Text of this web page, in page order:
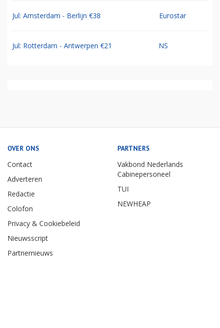
Jul: Amsterdam - Berlijn €38 Eurostar
Jul: Rotterdam - Antwerpen €21 NS
OVER ONS
Contact
Adverteren
Redactie
Colofon
Privacy & Cookiebeleid
Nieuwsscript
Partnernieuws
PARTNERS
Vakbond Nederlands
Cabinepersoneel
TUI
NEWHEAP